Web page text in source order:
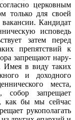
церковным
только для своей
Кандидат
исповедь
за­тем перед
препятствий к
запрещают нару­
Имея в виду таких
и доходного
мес­та,
собор запрещает
как бы мы сейчас
рукополагать